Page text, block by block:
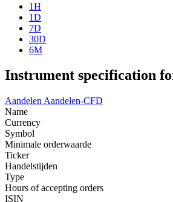
1H
1D
7D
30D
6M
Instrument specification
Aandelen Aandelen-CFD
Name
Currency
Symbol
Minimale orderwaarde
Ticker
Handelstijden
Type
Hours of accepting orders
ISIN